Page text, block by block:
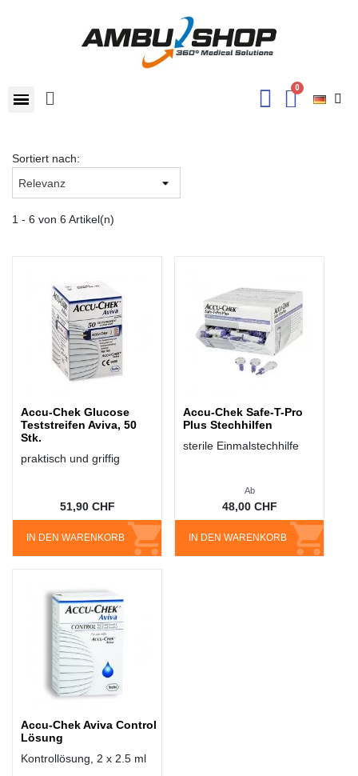
Sortiert nach:
1 - 6 von 6 Artikel(n)
Accu-Chek Glucose
Teststreifen Aviva, 50
Stk.
praktisch und griffig
IN DEN WARENKORB
51,90 CHF
Accu-Chek Safe-T-Pro
Plus Stechhilfen
sterile Einmalstechhilfe
IN DEN WARENKORB
Ab
48,00 CHF
Accu-Chek Aviva Control
Lösung
Kontrollösung, 2 x 2.5 ml